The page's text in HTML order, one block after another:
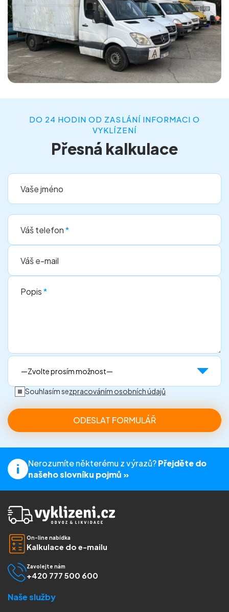
DO 24 HODIN OD ZASLÁNÍ INFORMACI O
VYKLÍZENÍ
Přesná kalkulace
Vaše jméno
Váš telefon*
Váš e-mail
Popis*
Souhlasím sezpracováním osobních údajů
Nerozumíte některému z výrazů?Přejděte do
našeho slovníku pojmů »
On-line nabídka
Kalkulace do e-mailu
Zavolejte nám
+420 777 500 600
Naše služby